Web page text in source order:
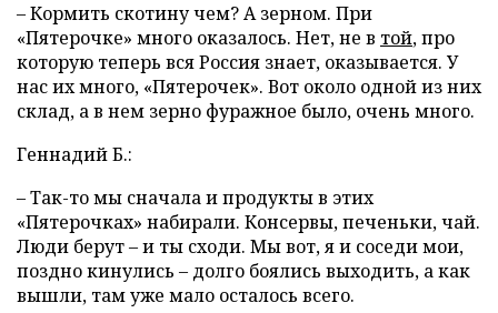
– Кормить скотину чем? А зерном. При
«Пятерочке» много оказалось. Нет, не в той, про
которую теперь вся Россия знает, оказывается. У
нас их много, «Пятерочек». Вот около одной из них
склад, а в нем зерно фуражное было, очень много.
Геннадий Б.:
– Так-то мы сначала и продукты в этих
«Пятерочках» набирали. Консервы, печеньки, чай.
Люди берут – и ты сходи. Мы вот, я и соседи мои,
поздно кинулись – долго боялись выходить, а как
вышли, там уже мало осталось всего.